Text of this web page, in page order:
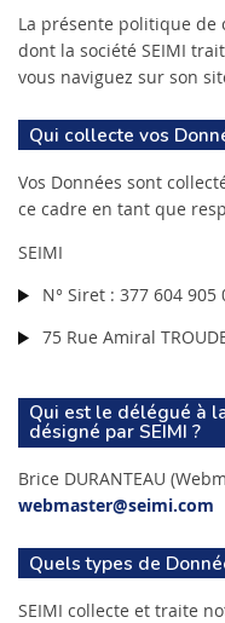
La présente politique
dont la société SEIMI
vous naviguez sur son
Qui collecte vos
Vos Données sont
ce cadre en tant que
SEIMI
N° Siret : 377 604 905
75 Rue Amiral
Qui est le délégué à
désigné par SEIMI ?
Brice DURANTEAU
webmaster@seimi.com
Quels types de
SEIMI collecte et traite